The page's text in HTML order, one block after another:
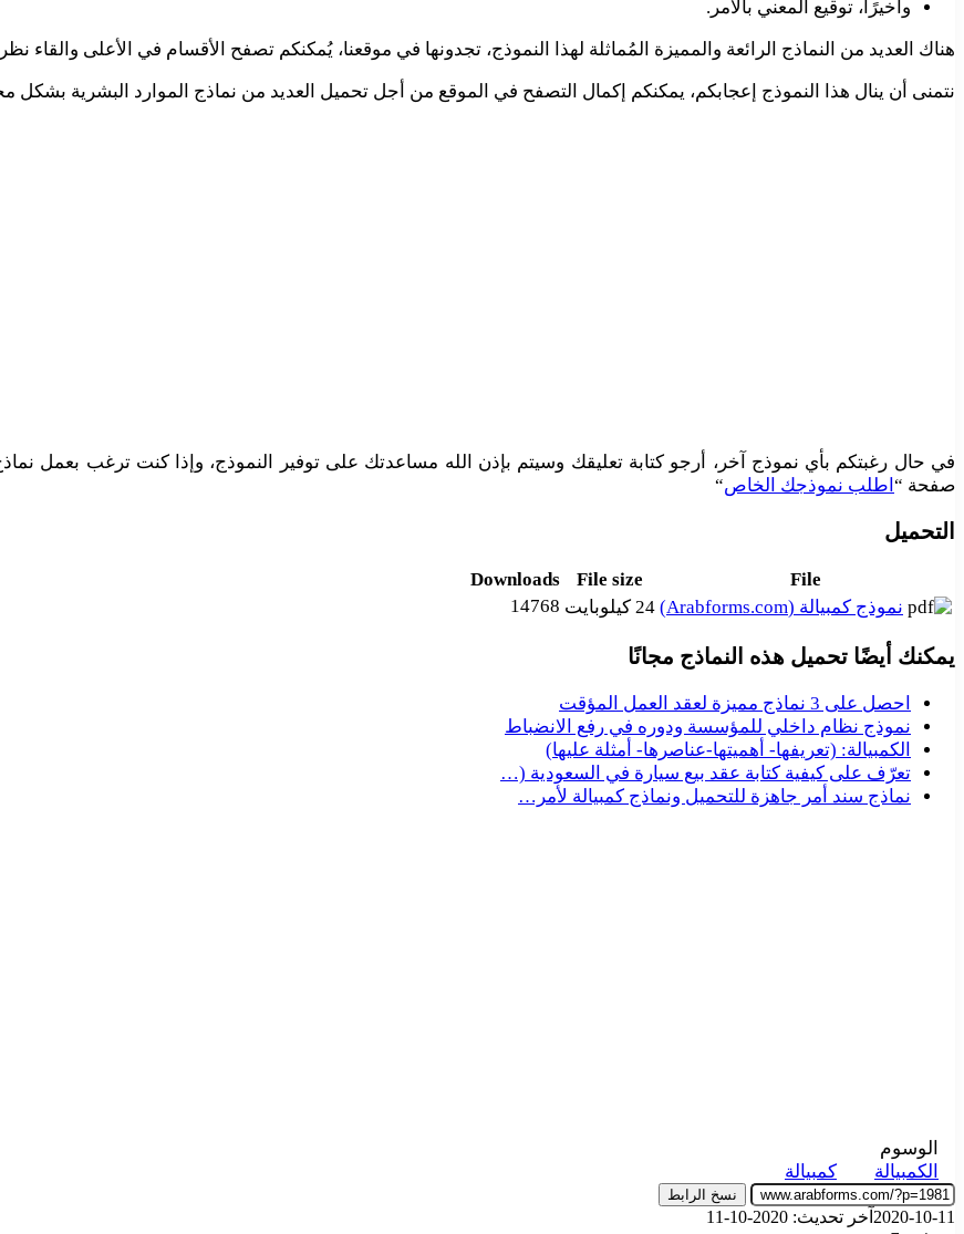
وأخيرًا، توقيع المعني بالأمر.
هناك العديد من النماذج الرائعة والمميزة المُماثلة لهذا النموذج، تجدونها في موقعنا، يُمكنكم تصفح الأقسام في الأعلى والقاء
نتمنى أن ينال هذا النموذج إعجابكم، يمكنكم إكمال التصفح في الموقع من أجل تحميل العديد من نماذج الموارد البشرية
في حال رغبتكم بأي نموذج آخر، أرجو كتابة تعليقك وسيتم بإذن الله مساعدتك على توفير النموذج، وإذا كنت ترغب بعمل
صفحة “ اطلب نموذجك الخاص“
التحميل
File
File size
Downloads
نموذج كمبيالة (Arabforms.com)
24 كيلوبايت 14768
يمكنك أيضًا تحميل هذه النماذج مجانًا
احصل على 3 نماذج مميزة لعقد العمل المؤقت
نموذج نظام داخلي للمؤسسة ودوره في رفع الانضباط
الكمبيالة: (تعريفها- أهميتها-عناصرها- أمثلة عليها)
تعرّف على كيفية كتابة عقد بيع سيارة في السعودية (…
نماذج سند أمر جاهزة للتحميل ونماذج كمبيالة لأمر…
الوسوم
الكمبيالة
كمبيالة
نسخ الرابط
2020-10-11 آخر تحديث: 2020-10-11